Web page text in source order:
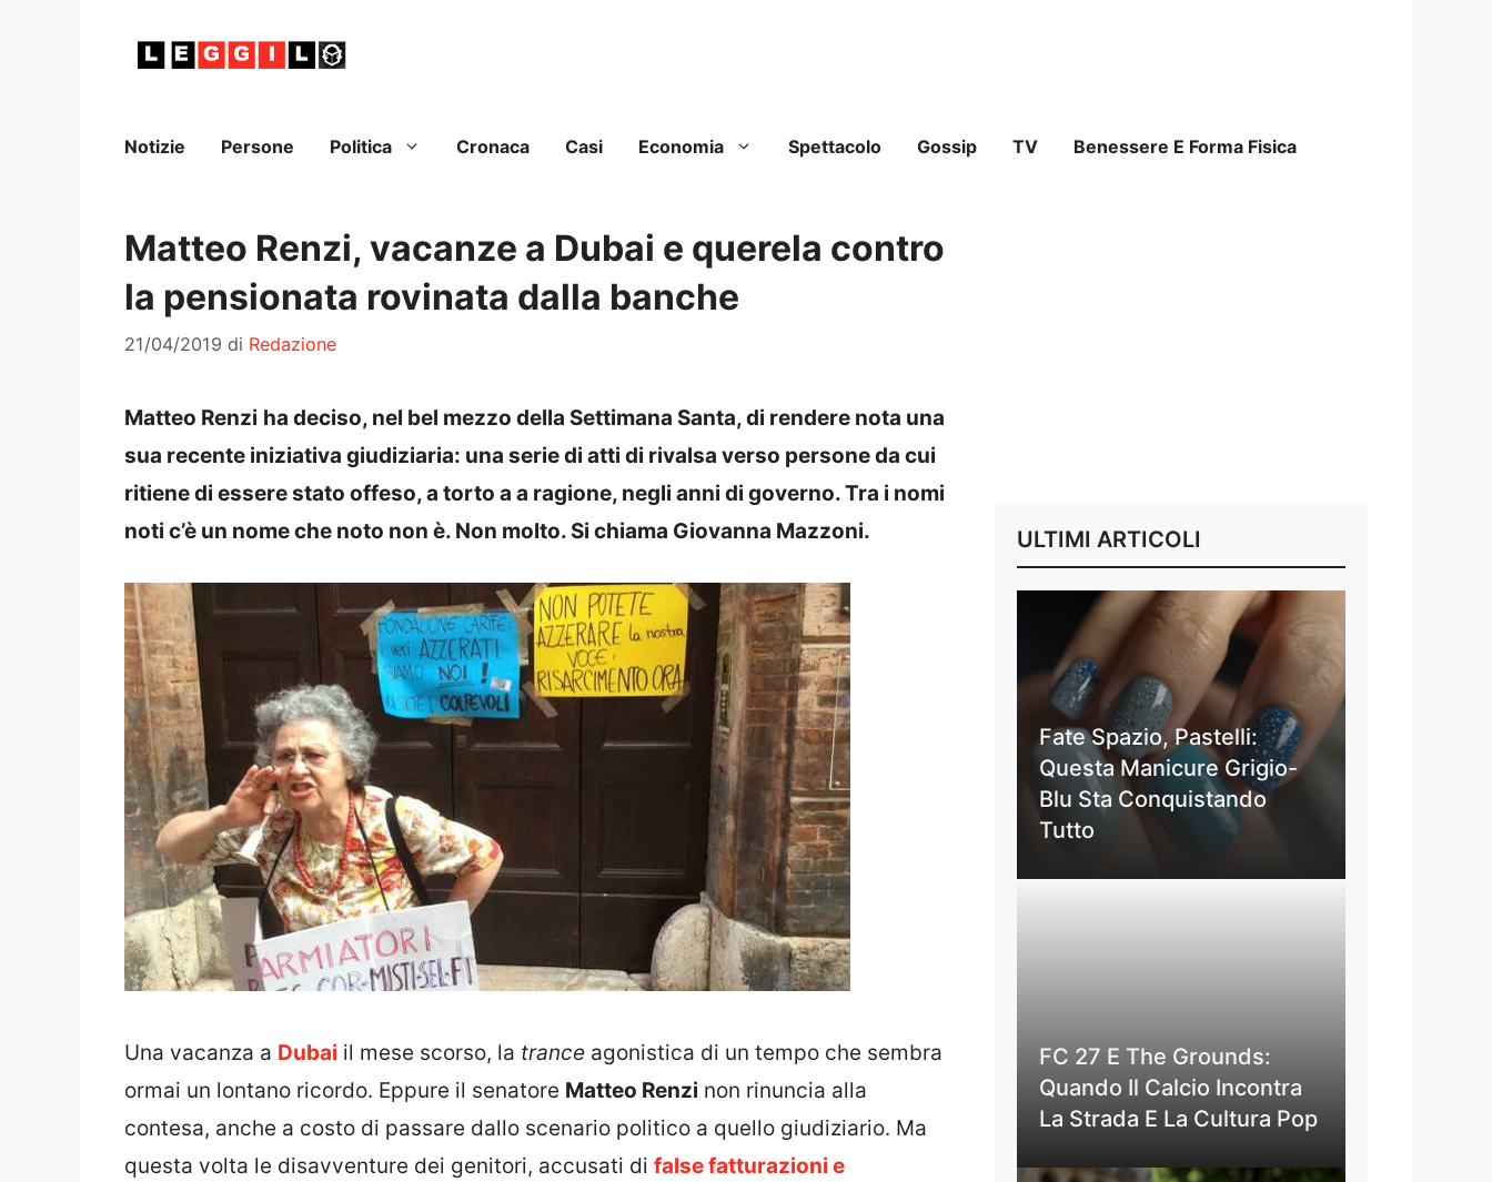
Notizie Persone Politica Cronaca Casi Economia Spettacolo Gossip TV Benessere E Forma Fisica
Matteo Renzi, vacanze a Dubai e querela contro
la pensionata rovinata dalla banche
21/04/2019 di Redazione
Matteo Renzi ha deciso, nel bel mezzo della Settimana Santa, di rendere nota una
sua recente iniziativa giudiziaria: una serie di atti di rivalsa verso persone da cui
ritiene di essere stato offeso, a torto a a ragione, negli anni di governo. Tra i nomi
noti c’è un nome che noto non è. Non molto. Si chiama Giovanna Mazzoni.
Una vacanza a Dubai il mese scorso, la trance agonistica di un tempo che sembra
ormai un lontano ricordo. Eppure il senatore Matteo Renzi non rinuncia alla
contesa, anche a costo di passare dallo scenario politico a quello giudiziario. Ma
questa volta le disavventure dei genitori, accusati di false fatturazioni e
ULTIMI ARTICOLI
Fate Spazio, Pastelli:
Questa Manicure Grigio-
Blu Sta Conquistando
Tutto
FC 27 E The Grounds:
Quando Il Calcio Incontra
La Strada E La Cultura Pop